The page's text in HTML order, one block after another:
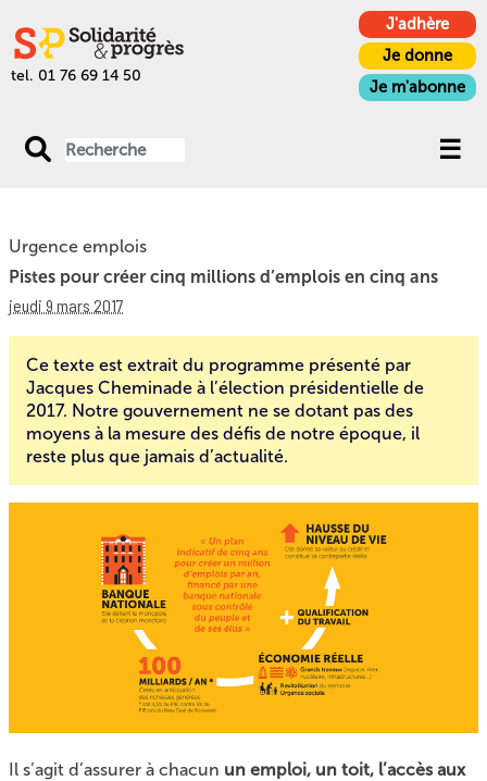
tel. 01 76 69 14 50
J'adhère
Je donne
Je m'abonne
Urgence emplois
Pistes pour créer cinq millions d’emplois en cinq ans
jeudi 9 mars 2017
Ce texte est extrait du programme présenté par
Jacques Cheminade à l’élection présidentielle de
2017. Notre gouvernement ne se dotant pas des
moyens à la mesure des défis de notre époque, il
reste plus que jamais d’actualité.
Il s’agit d’assurer à chacun un emploi, un toit, l’accès aux